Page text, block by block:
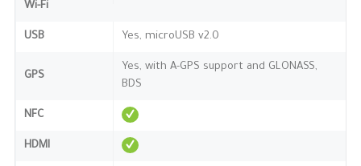
Wi-Fi
USB Yes, microUSB v2.0
GPS
Yes, with A-GPS support and GLONASS,
BDS
NFC
HDMI